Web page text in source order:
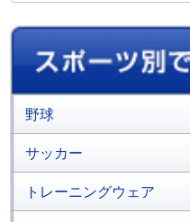
野球
サッカー
トレーニングウェア